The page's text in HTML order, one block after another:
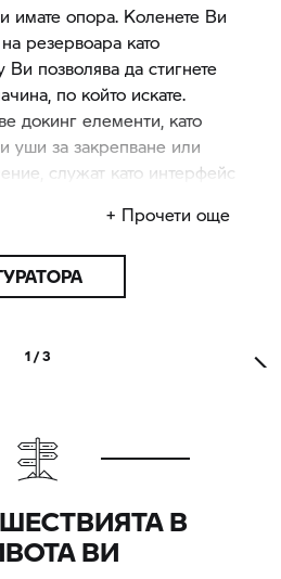
имате опора. Коленете Ви
резервоара като
позволява да стигнете
по който искате.
докинг елементи, като
уши за закрепване или
служат като интерфейс
+ Прочети още
1 / 3
В
ВИ